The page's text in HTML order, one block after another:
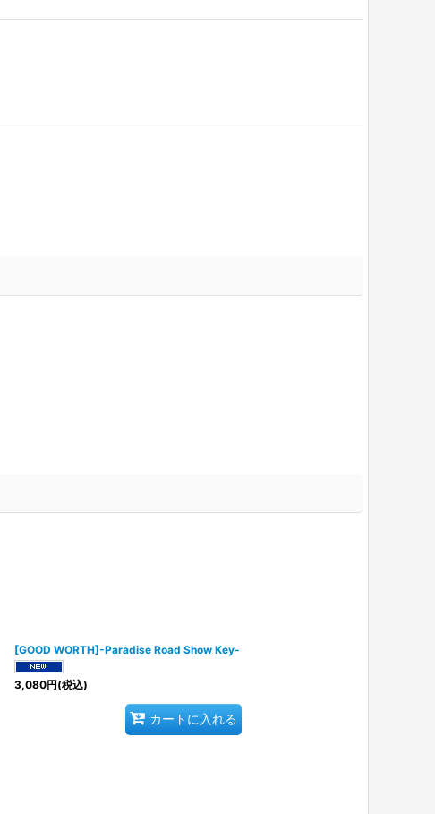
[GOOD WORTH]-Paradise Road Show Key-
3,080円(税込)
カートに入れる